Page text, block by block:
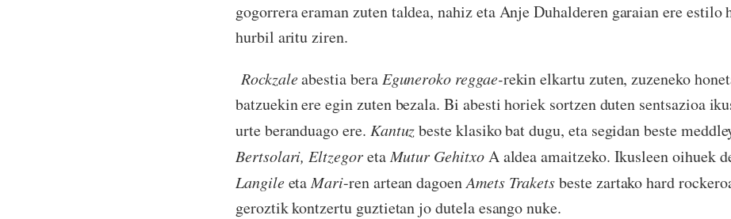
gogorrera eraman zuten taldea, nahiz eta Anje Duhalderen garaian ere estilo
hurbil aritu ziren.
Rockzaleabestia bera Eguneroko reggae-rekin elkartu zuten, zuzeneko
batzuekin ere egin zuten bezala. Bi abesti horiek sortzen duten sentsazioa
urte beranduago ere. Kantuzbeste klasiko bat dugu, eta segidan beste
Bertsolari, EltzegoretaMutur GehitxoA aldea amaitzeko. Ikusleen oihuek
Langileeta Mari-ren artean dagoenAmets Traketsbeste zartako hard
geroztik kontzertu guztietan jo dutela esango nuke.